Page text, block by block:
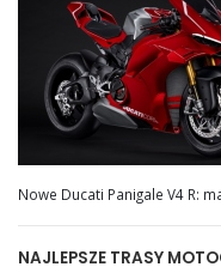
Nowe Ducati Panigale V4 R:
NAJLEPSZE TRASY